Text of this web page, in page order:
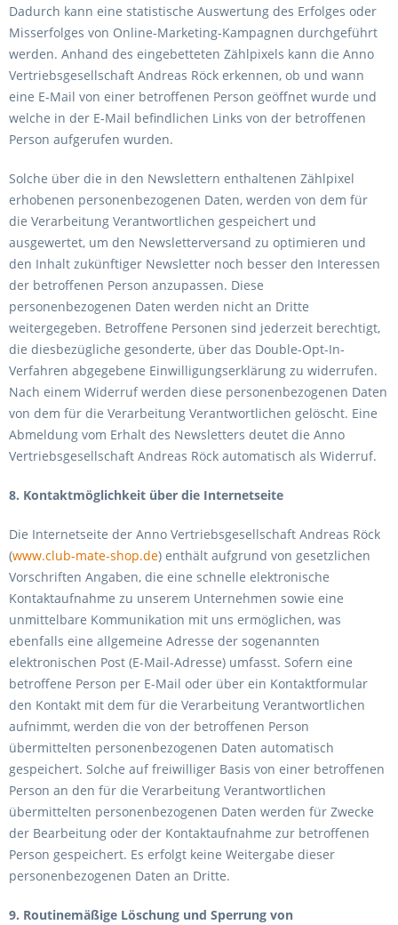
Dadurch kann eine statistische Auswertung des Erfolges oder
Misserfolges von Online-Marketing-Kampagnen durchgeführt
werden. Anhand des eingebetteten Zählpixels kann die Anno
Vertriebsgesellschaft Andreas Röck erkennen, ob und wann
eine E-Mail von einer betroffenen Person geöffnet wurde und
welche in der E-Mail befindlichen Links von der betroffenen
Person aufgerufen wurden.
Solche über die in den Newslettern enthaltenen Zählpixel
erhobenen personenbezogenen Daten, werden von dem für
die Verarbeitung Verantwortlichen gespeichert und
ausgewertet, um den Newsletterversand zu optimieren und
den Inhalt zukünftiger Newsletter noch besser den Interessen
der betroffenen Person anzupassen. Diese
personenbezogenen Daten werden nicht an Dritte
weitergegeben. Betroffene Personen sind jederzeit berechtigt,
die diesbezügliche gesonderte, über das Double-Opt-In-
Verfahren abgegebene Einwilligungserklärung zu widerrufen.
Nach einem Widerruf werden diese personenbezogenen Daten
von dem für die Verarbeitung Verantwortlichen gelöscht. Eine
Abmeldung vom Erhalt des Newsletters deutet die Anno
Vertriebsgesellschaft Andreas Röck automatisch als Widerruf.
8. Kontaktmöglichkeit über die Internetseite
Die Internetseite der Anno Vertriebsgesellschaft Andreas Röck
(www.club-mate-shop.de) enthält aufgrund von gesetzlichen
Vorschriften Angaben, die eine schnelle elektronische
Kontaktaufnahme zu unserem Unternehmen sowie eine
unmittelbare Kommunikation mit uns ermöglichen, was
ebenfalls eine allgemeine Adresse der sogenannten
elektronischen Post (E-Mail-Adresse) umfasst. Sofern eine
betroffene Person per E-Mail oder über ein Kontaktformular
den Kontakt mit dem für die Verarbeitung Verantwortlichen
aufnimmt, werden die von der betroffenen Person
übermittelten personenbezogenen Daten automatisch
gespeichert. Solche auf freiwilliger Basis von einer betroffenen
Person an den für die Verarbeitung Verantwortlichen
übermittelten personenbezogenen Daten werden für Zwecke
der Bearbeitung oder der Kontaktaufnahme zur betroffenen
Person gespeichert. Es erfolgt keine Weitergabe dieser
personenbezogenen Daten an Dritte.
9. Routinemäßige Löschung und Sperrung von